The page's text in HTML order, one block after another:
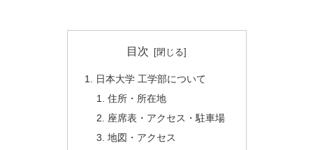
目次
日本大学 工学部について
住所・所在地
座席表・アクセス・駐車場
地図・アクセス